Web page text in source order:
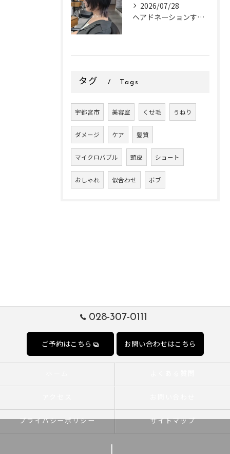
2026/07/28
ヘアドネーションするお客様✂
タグ Tags
宇都宮市 美容室 くせ毛 うねり
ダメージ ケア 髪質
マイクロバブル 頭皮 ショート
おしゃれ 似合わせ ボブ
028-307-0111
ご予約はこちら お問い合わせはこちら
プライバシーポリシー サイトマップ